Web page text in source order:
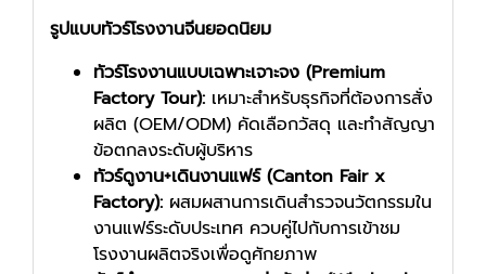
รูปแบบทัวร์โรงงานจีนยอดนิยม
ทัวร์โรงงานแบบเฉพาะเจาะจง (Premium
Factory Tour): เหมาะสำหรับธุรกิจที่ต้องการสั่ง
ผลิต (OEM/ODM) คัดเลือกวัสดุ และทำสัญญา
ข้อตกลงระดับผู้บริหาร
ทัวร์ดูงาน+เดินงานแฟร์ (Canton Fair x
Factory): ผสมผสานการเดินสำรวจนวัตกรรมใน
งานแฟร์ระดับประเทศ ควบคู่ไปกับการเข้าชม
โรงงานผลิตจริงเพื่อดูศักยภาพ